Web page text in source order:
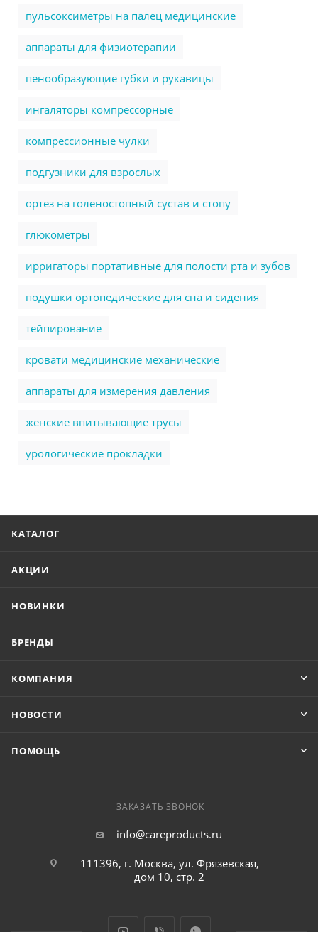
пульсоксиметры на палец медицинские
аппараты для физиотерапии
пенообразующие губки и рукавицы
ингаляторы компрессорные
компрессионные чулки
подгузники для взрослых
ортез на голеностопный сустав и стопу
глюкометры
ирригаторы портативные для полости рта и зубов
подушки ортопедические для сна и сидения
тейпирование
кровати медицинские механические
аппараты для измерения давления
женские впитывающие трусы
урологические прокладки
КАТАЛОГ
АКЦИИ
НОВИНКИ
БРЕНДЫ
КОМПАНИЯ
НОВОСТИ
ПОМОЩЬ
ЗАКАЗАТЬ ЗВОНОК
info@careproducts.ru
111396, г. Москва, ул. Фрязевская,
дом 10, стр. 2